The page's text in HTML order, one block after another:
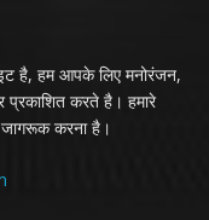
है, हम आपके लिए मनोरंजन,
प्रकाशित करते है। हमारे
जागरूक करना है।